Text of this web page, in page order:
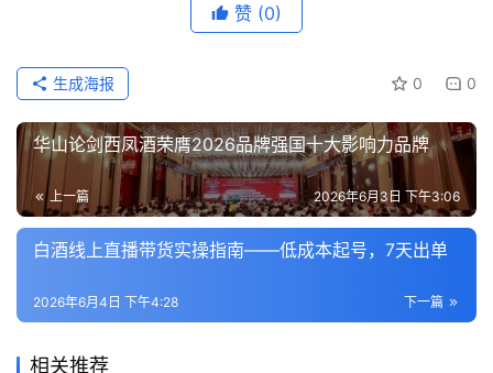
赞 (0)
0 0
生成海报
华山论剑西凤酒荣膺2026品牌强国十大影响力品牌
上一篇 2026年6月3日 下午3:06
白酒线上直播带货实操指南——低成本起号，7天出单
下一篇
2026年6月4日 下午4:28
相关推荐